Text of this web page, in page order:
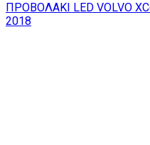
ΠΡΟΒΟΛΑΚΙ LED VOLVO
2018